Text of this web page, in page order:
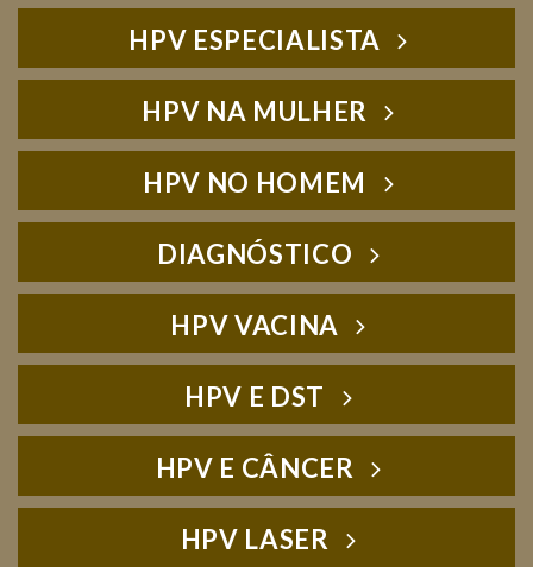
HPV ESPECIALISTA
HPV NA MULHER
HPV NO HOMEM
DIAGNÓSTICO
HPV VACINA
HPV E DST
HPV E CÂNCER
HPV LASER